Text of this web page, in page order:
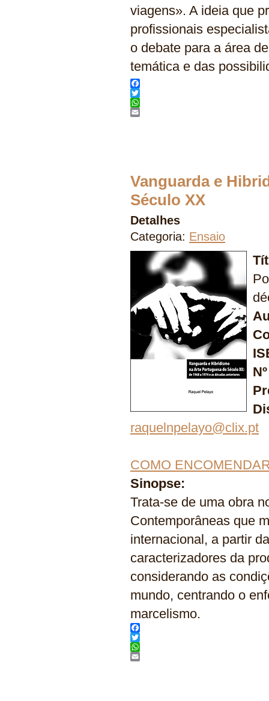
viagens». A ideia que
profissionais
o debate para a área
temática e das
Facebook
Twitter
WhatsApp
Vanguarda e
Século XX
Detalhes
Categoria: Ensaio
raquelnpelayo@clix.pt
COMO
Sinopse:
Trata-se de uma obra
Contemporâneas que
internacional, a partir
caracterizadores da
considerando as
mundo, centrando o
marcelismo.
Facebook
Twitter
WhatsApp